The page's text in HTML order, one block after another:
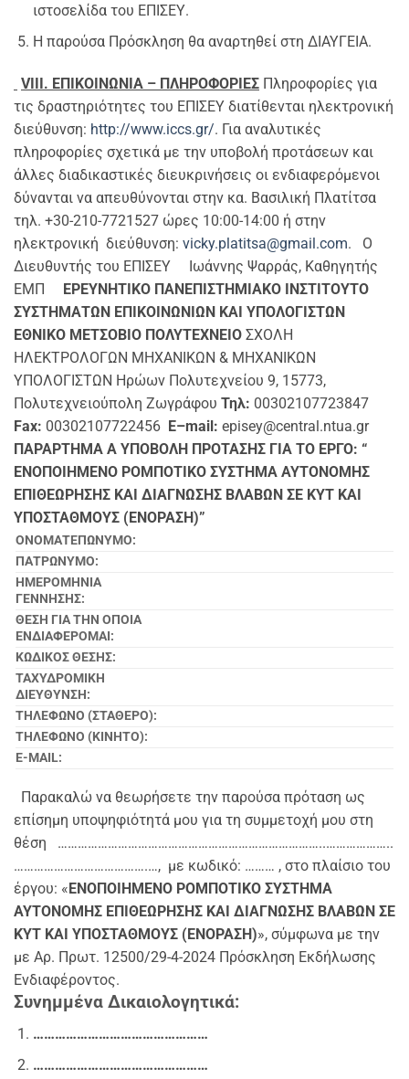
ιστοσελίδα του ΕΠΙΣΕΥ.
Η παρούσα Πρόσκληση θα αναρτηθεί στη ΔΙΑΥΓΕΙΑ.
VIII. ΕΠΙΚΟΙΝΩΝΙΑ – ΠΛΗΡΟΦΟΡΙΕΣ Πληροφορίες για
τις δραστηριότητες του ΕΠΙΣΕΥ διατίθενται ηλεκτρονική
διεύθυνση: http://www.iccs.gr/. Για αναλυτικές
πληροφορίες σχετικά με την υποβολή προτάσεων και
άλλες διαδικαστικές διευκρινήσεις οι ενδιαφερόμενοι
δύνανται να απευθύνονται στην κα. Βασιλική Πλατίτσα
τηλ. +30-210-7721527 ώρες 10:00-14:00 ή στην
ηλεκτρονική διεύθυνση: vicky.platitsa@gmail.com. Ο
Διευθυντής του ΕΠΙΣΕΥ Ιωάννης Ψαρράς, Καθηγητής
ΕΜΠ
ΕΡΕΥΝΗΤΙΚΟ ΠΑΝΕΠΙΣΤΗΜΙΑΚΟ ΙΝΣΤΙΤΟΥΤΟ
ΣΥΣΤΗΜΑΤΩΝ ΕΠΙΚΟΙΝΩΝΙΩΝ ΚΑΙ ΥΠΟΛΟΓΙΣΤΩΝ
ΕΘΝΙΚΟ ΜΕΤΣΟΒΙΟ ΠΟΛΥΤΕΧΝΕΙΟ ΣΧΟΛΗ
ΗΛΕΚΤΡΟΛΟΓΩΝ ΜΗΧΑΝΙΚΩΝ & ΜΗΧΑΝΙΚΩΝ
ΥΠΟΛΟΓΙΣΤΩΝ Ηρώων Πολυτεχνείου 9, 15773,
Πολυτεχνειούπολη Ζωγράφου Τηλ: 00302107723847
Fax: 00302107722456 E–mail: episey@central.ntua.gr
ΠΑΡΑΡΤΗΜΑ Α ΥΠΟΒΟΛΗ ΠΡΟΤΑΣΗΣ ΓΙΑ ΤΟ ΕΡΓΟ: “
ΕΝΟΠΟΙΗΜΕΝΟ ΡΟΜΠΟΤΙΚΟ ΣΥΣΤΗΜΑ ΑΥΤΟΝΟΜΗΣ
ΕΠΙΘΕΩΡΗΣΗΣ ΚΑΙ ΔΙΑΓΝΩΣΗΣ ΒΛΑΒΩΝ ΣΕ KYT ΚΑΙ
ΥΠΟΣΤΑΘΜΟΥΣ (ΕΝΟΡΑΣΗ)”
ΟΝΟΜΑΤΕΠΩΝΥΜΟ:
ΠΑΤΡΩΝΥΜΟ:
ΗΜΕΡΟΜΗΝΙΑ
ΓΕΝΝΗΣΗΣ:
ΘΕΣΗ ΓΙΑ ΤΗΝ ΟΠΟΙΑ
ΕΝΔΙΑΦΕΡΟΜΑΙ:
ΚΩΔΙΚΟΣ ΘΕΣΗΣ:
ΤΑΧΥΔΡΟΜΙΚΗ
ΔΙΕΥΘΥΝΣΗ:
ΤΗΛΕΦΩΝΟ (ΣΤΑΘΕΡΟ):
ΤΗΛΕΦΩΝΟ (ΚΙΝΗΤΟ):
E-MAIL:
Παρακαλώ να θεωρήσετε την παρούσα πρόταση ως
επίσημη υποψηφιότητά μου για τη συμμετοχή μου στη
θέση ……………………………………………………………………..………………..
………………………………….…, με κωδικό: ……… , στο πλαίσιο του
έργου: «ΕΝΟΠΟΙΗΜΕΝΟ ΡΟΜΠΟΤΙΚΟ ΣΥΣΤΗΜΑ
ΑΥΤΟΝΟΜΗΣ ΕΠΙΘΕΩΡΗΣΗΣ ΚΑΙ ΔΙΑΓΝΩΣΗΣ ΒΛΑΒΩΝ ΣΕ
KYT ΚΑΙ ΥΠΟΣΤΑΘΜΟΥΣ (ΕΝΟΡΑΣΗ)», σύμφωνα με την
με Αρ. Πρωτ. 12500/29-4-2024 Πρόσκληση Εκδήλωσης
Ενδιαφέροντος.
Συνημμένα Δικαιολογητικά:
…………………………………………
…………………………………………